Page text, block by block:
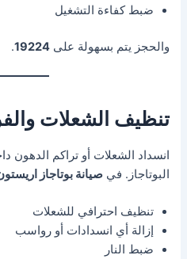
ضبط كفاءة التشغيل
والحجز يتم بسهولة على19224
.
تنظيف الشعلات
انسداد الشعلات أو تراكم الدهون
البوتاجاز. فيصيانة بوتاجاز اريستون
تنظيف احترافي للشعلات
إزالة أي انسدادات أو رواسب
ضبط النار